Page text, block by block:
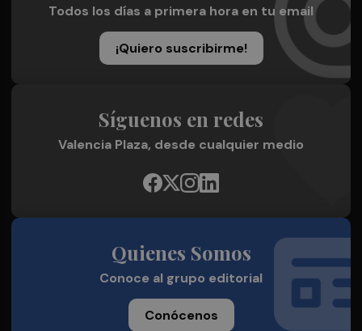
Todos los días a primera hora en tu email
¡Quiero suscribirme!
Síguenos en redes
Valencia Plaza, desde cualquier medio
Quienes Somos
Conoce al grupo editorial
Conócenos